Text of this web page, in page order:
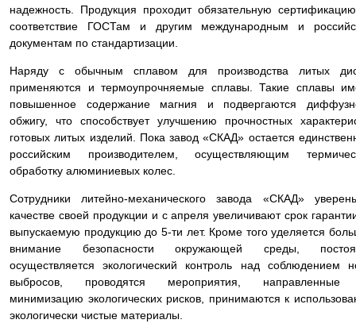
надежность. Продукция проходит обязательную
соответствие ГОСТам и другим международным и
документам по стандартизации.
Наряду с обычным сплавом для производства литых
применяются и термоупрочняемые сплавы. Такие сплавы
повышенное содержание магния и подвергаются
обжигу, что способствует улучшению прочностных
готовых литых изделий. Пока завод «СКАД» остается
российским производителем, осуществляющим
обработку алюминиевых колес.
Сотрудники литейно-механического завода «СКАД»
качестве своей продукции и с апреля увеличивают срок
выпускаемую продукцию до 5-ти лет. Кроме того уделяется
внимание безопасности окружающей среды,
осуществляется экологический контроль над соблюдением
выбросов, проводятся мероприятия,
минимизацию экологических рисков, принимаются к
экологически чистые материалы.